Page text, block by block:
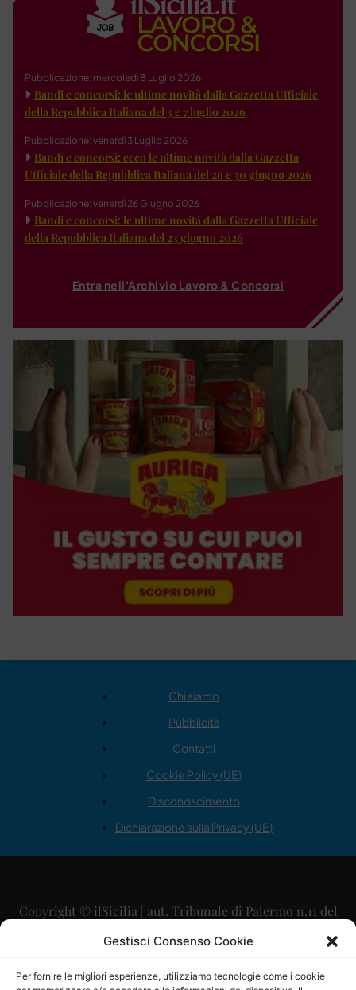
Gestisci Consenso Cookie
Per fornire le migliori esperienze, utilizziamo tecnologie come i cookie
Pubblicazione: mercoledì 8 Luglio 2026
Bandi e concorsi: le ultime novità dalla Gazzetta Ufficiale
della Repubblica Italiana del 3 e 7 luglio 2026
Pubblicazione: venerdì 3 Luglio 2026
Bandi e concorsi: ecco le ultime novità dalla Gazzetta
Ufficiale della Repubblica Italiana del 26 e 30 giugno 2026
Pubblicazione: venerdì 26 Giugno 2026
Bandi e concorsi: le ultime novità dalla Gazzetta Ufficiale
della Repubblica Italiana del 23 giugno 2026
Entra nell'Archivio Lavoro & Concorsi
Chi siamo
Pubblicità
Contatti
Cookie Policy (UE)
Disconoscimento
Dichiarazione sulla Privacy (UE)
Copyright © ilSicilia | aut. Tribunale di Palermo n.11 del
29/09/2015